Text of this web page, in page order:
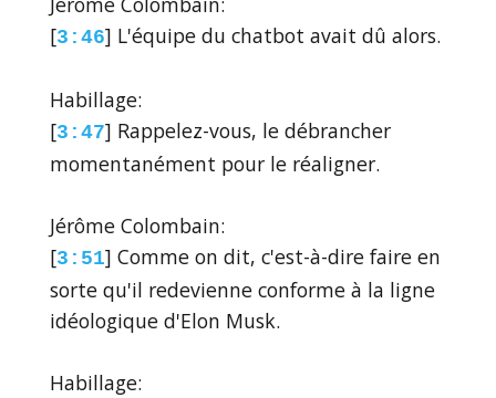
[3:46] L'équipe du chatbot avait dû alors.
Habillage:
[3:47] Rappelez-vous, le débrancher
momentanément pour le réaligner.
Jérôme Colombain:
[3:51] Comme on dit, c'est-à-dire faire en
sorte qu'il redevienne conforme à la ligne
idéologique d'Elon Musk.
Habillage: